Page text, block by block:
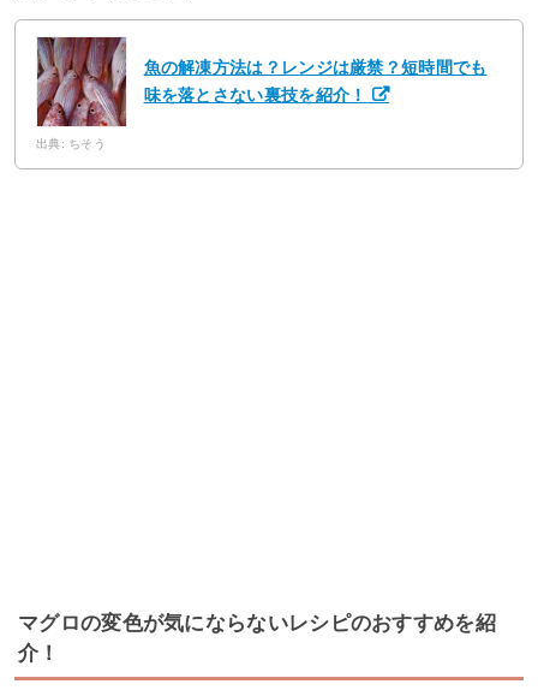
魚の解凍方法は？レンジは厳禁？短時間でも
味を落とさない裏技を紹介！
出典: ちそう
マグロの変色が気にならないレシピのおすすめを紹
介！